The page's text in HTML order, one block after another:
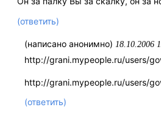
(ответить)
(написано анонимно) 18.10.2006
http://grani.mypeople.ru/users/
http://grani.mypeople.ru/users/
(ответить)